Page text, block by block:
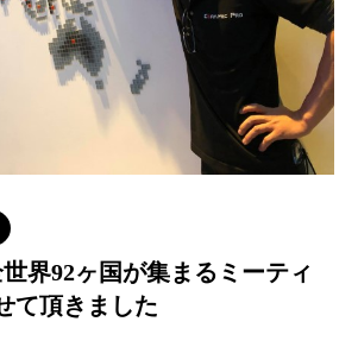
界92ヶ国が集まるミーティ
て頂きました